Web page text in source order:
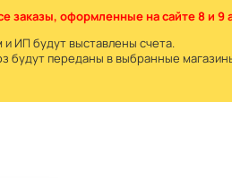
заказы, оформленные на сайте 8 и 9
ИП будут выставлены счета.
будут переданы в выбранные